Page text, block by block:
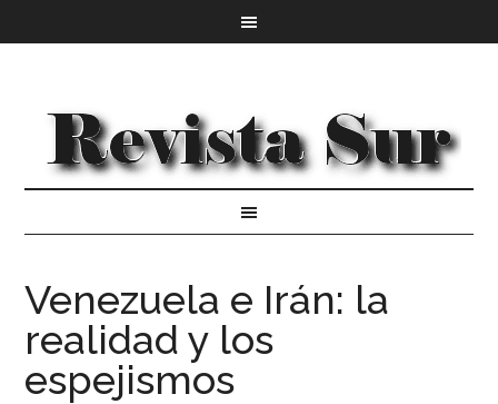
Venezuela e Irán: la
realidad y los
espejismos